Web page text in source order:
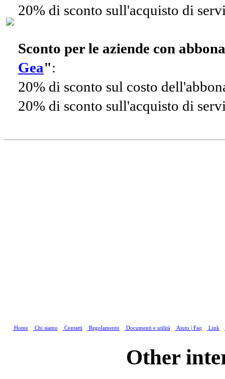
20% di sconto sull'acquisto di
Sconto per le aziende con
Gea":
20% di sconto sul costo
20% di sconto sull'acquisto di
Home Chi siamo Contatti Regolamento Documenti e utilità Aiuto | Faq Link
Other